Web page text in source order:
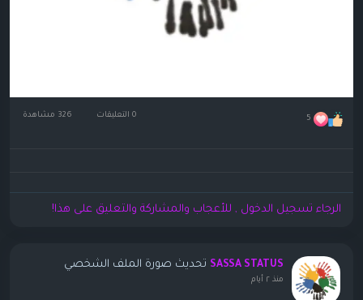
5 0 التعليقات
الرجاء تسجيل الدخول , للأعجاب والمشاركة والتعليق على هذا!
SASSA STATUS تحديث صورة الملف الشخصي
منذ ٢ أيام